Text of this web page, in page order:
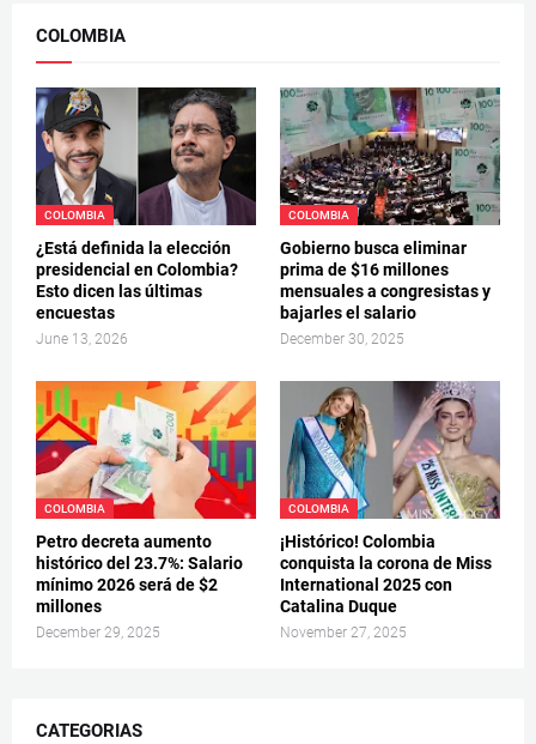
COLOMBIA
COLOMBIA
¿Está definida la elección
presidencial en Colombia?
Esto dicen las últimas
encuestas
June 13, 2026
COLOMBIA
Gobierno busca eliminar
prima de $16 millones
mensuales a congresistas y
bajarles el salario
December 30, 2025
COLOMBIA
Petro decreta aumento
histórico del 23.7%: Salario
mínimo 2026 será de $2
millones
December 29, 2025
COLOMBIA
¡Histórico! Colombia
conquista la corona de Miss
International 2025 con
Catalina Duque
November 27, 2025
CATEGORIAS